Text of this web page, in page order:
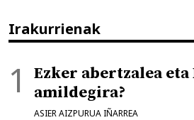
Irakurrienak
Ezker abertzalea
amildegira?
ASIER AIZPURUA IÑARREA